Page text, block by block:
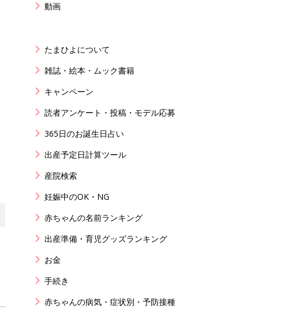
動画
たまひよについて
雑誌・絵本・ムック書籍
キャンペーン
読者アンケート・投稿・モデル応募
365日のお誕生日占い
出産予定日計算ツール
産院検索
妊娠中のOK・NG
赤ちゃんの名前ランキング
出産準備・育児グッズランキング
お金
手続き
赤ちゃんの病気・症状別・予防接種